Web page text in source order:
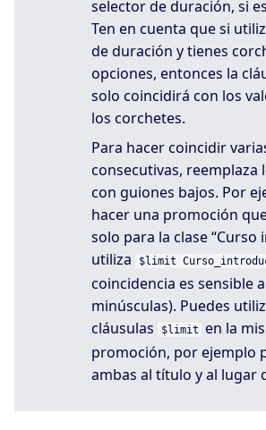
selector de duración, si
Ten en cuenta que si
de duración y tienes
opciones, entonces la
solo coincidirá con los
los corchetes.
Para hacer coincidir
consecutivas, reemplaza
con guiones bajos. Por
hacer una promoción
solo para la clase
utiliza
$limit
coincidencia es sensible
minúsculas). Puedes
cláusulas
$limit en la
promoción, por ejemplo
ambas al título y al lugar